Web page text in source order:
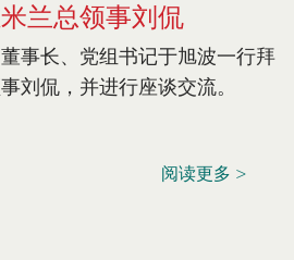
兰总领事刘侃
事长、党组书记于旭波一行拜
刘侃，并进行座谈交流。
阅读更多 >